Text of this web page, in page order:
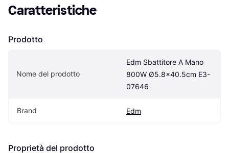
Caratteristiche
Prodotto
Nome del prodotto
Edm Sbattitore A Mano
800W Ø5.8x40.5cm E3-
07646
Brand Edm
Proprietà del prodotto